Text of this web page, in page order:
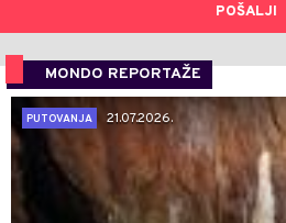
POŠALJI
MONDO REPORTAŽE
PUTOVANJA
21.07.2026.